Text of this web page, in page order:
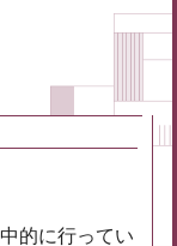
的に行ってい